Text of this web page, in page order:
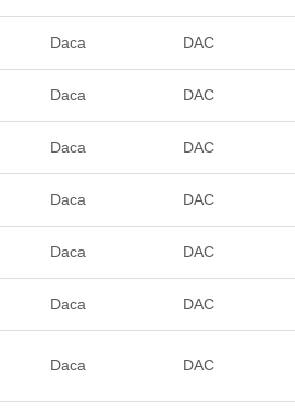
Daca DAC
Daca DAC
Daca DAC
Daca DAC
Daca DAC
Daca DAC
Daca DAC